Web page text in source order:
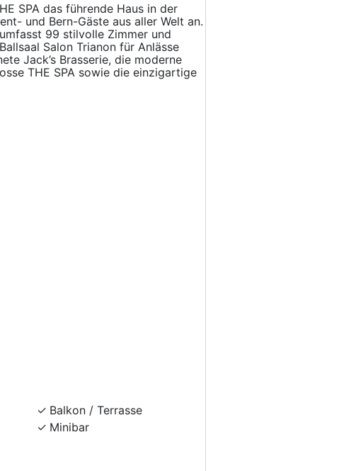
SPA das führende Haus in der
und Bern-Gäste aus aller Welt an.
99 stilvolle Zimmer und
Salon Trianon für Anlässe
Jack’s Brasserie, die moderne
THE SPA sowie die einzigartige
Balkon / Terrasse
Minibar